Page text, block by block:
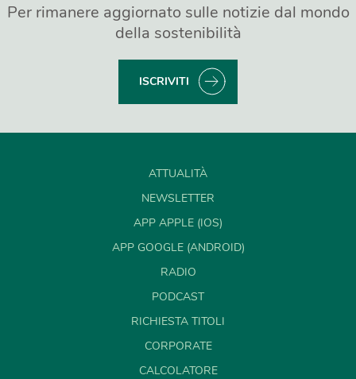
Per rimanere aggiornato sulle notizie dal mondo
della sostenibilità
ISCRIVITI
ATTUALITÀ
NEWSLETTER
APP APPLE (IOS)
APP GOOGLE (ANDROID)
RADIO
PODCAST
RICHIESTA TITOLI
CORPORATE
CALCOLATORE